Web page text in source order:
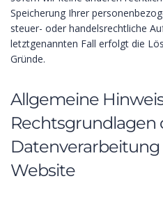
Speicherung Ihrer
steuer- oder handelsrechtliche
letztgenannten Fall erfolgt die
Gründe.
Allgemeine
Rechtsgrundlagen
Datenverarbeitung
Website